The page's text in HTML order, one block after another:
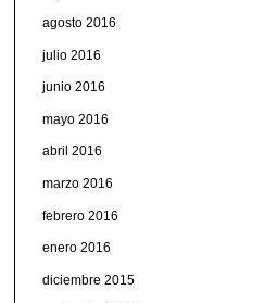
agosto 2016
julio 2016
junio 2016
mayo 2016
abril 2016
marzo 2016
febrero 2016
enero 2016
diciembre 2015